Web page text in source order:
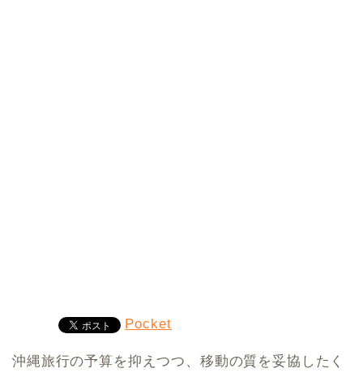
Pocket
沖縄旅行の予算を抑えつつ、移動の質を妥協したく